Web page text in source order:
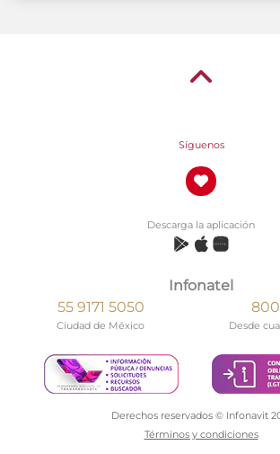
Síguenos
Descarga la aplicación
Infonatel
55 9171 5050
Ciudad de México Desde
Derechos reservados © Infonavit
Términos y condiciones